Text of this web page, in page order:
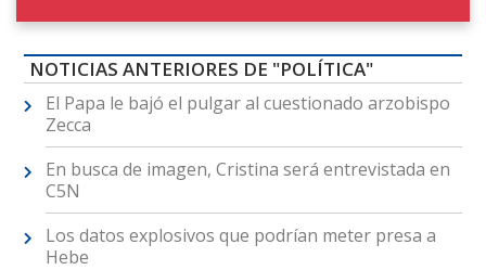
NOTICIAS ANTERIORES DE "POLÍTICA"
El Papa le bajó el pulgar al cuestionado arzobispo
Zecca
En busca de imagen, Cristina será entrevistada en
C5N
Los datos explosivos que podrían meter presa a
Hebe